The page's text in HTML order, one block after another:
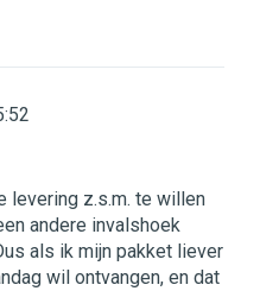
levering z.s.m. te willen
andere invalshoek
als ik mijn pakket liever
wil ontvangen, en dat